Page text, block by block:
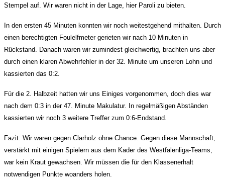
Stempel auf. Wir waren nicht in der Lage, hier Paroli zu bieten.
In den ersten 45 Minuten konnten wir noch weitestgehend mithalten. Durch
einen berechtigten Foulelfmeter gerieten wir nach 10 Minuten in
Rückstand. Danach waren wir zumindest gleichwertig, brachten uns aber
durch einen klaren Abwehrfehler in der 32. Minute um unseren Lohn und
kassierten das 0:2.
Für die 2. Halbzeit hatten wir uns Einiges vorgenommen, doch dies war
nach dem 0:3 in der 47. Minute Makulatur. In regelmäßigen Abständen
kassierten wir noch 3 weitere Treffer zum 0:6-Endstand.
Fazit: Wir waren gegen Clarholz ohne Chance. Gegen diese Mannschaft,
verstärkt mit einigen Spielern aus dem Kader des Westfalenliga-Teams,
war kein Kraut gewachsen. Wir müssen die für den Klassenerhalt
notwendigen Punkte woanders holen.